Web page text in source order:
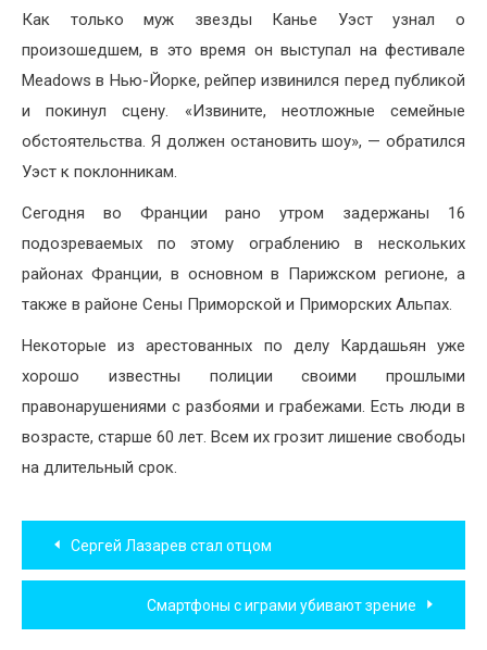
Как только муж звезды Канье Уэст узнал о
произошедшем, в это время он выступал на фестивале
Meadows в Нью-Йорке, рейпер извинился перед публикой
и покинул сцену. «Извините, неотложные семейные
обстоятельства. Я должен остановить шоу», — обратился
Уэст к поклонникам.
Сегодня во Франции рано утром задержаны 16
подозреваемых по этому ограблению в нескольких
районах Франции, в основном в Парижском регионе, а
также в районе Сены Приморской и Приморских Альпах.
Некоторые из арестованных по делу Кардашьян уже
хорошо известны полиции своими прошлыми
правонарушениями с разбоями и грабежами. Есть люди в
возрасте, старше 60 лет. Всем их грозит лишение свободы
на длительный срок.
Навигация
по
записям
Сергей Лазарев стал отцом
Смартфоны с играми убивают зрение